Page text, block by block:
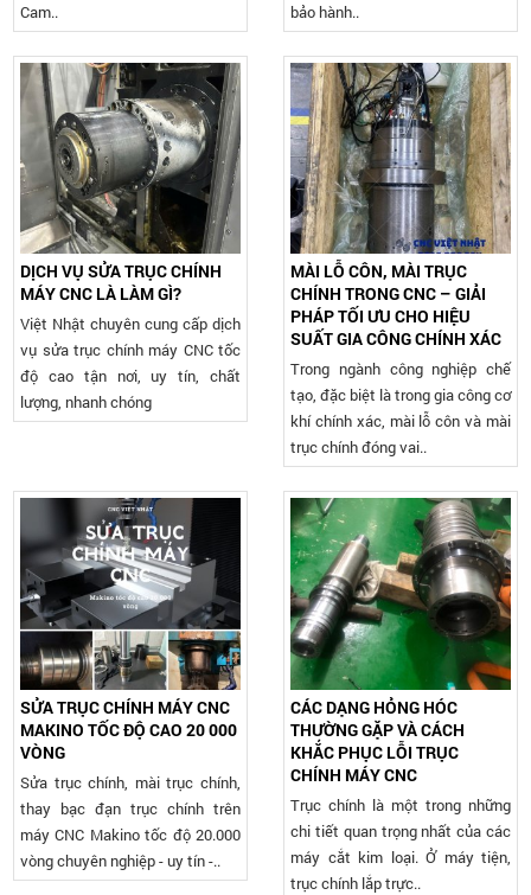
Cam..
bảo hành..
DỊCH VỤ SỬA TRỤC CHÍNH
MÁY CNC LÀ LÀM GÌ?
Việt Nhật chuyên cung cấp dịch
vụ sửa trục chính máy CNC tốc
độ cao tận nơi, uy tín, chất
lượng, nhanh chóng
MÀI LỖ CÔN, MÀI TRỤC
CHÍNH TRONG CNC – GIẢI
PHÁP TỐI ƯU CHO HIỆU
SUẤT GIA CÔNG CHÍNH XÁC
Trong ngành công nghiệp chế
tạo, đặc biệt là trong gia công cơ
khí chính xác, mài lỗ côn và mài
trục chính đóng vai..
SỬA TRỤC CHÍNH MÁY CNC
MAKINO TỐC ĐỘ CAO 20 000
VÒNG
Sửa trục chính, mài trục chính,
thay bạc đạn trục chính trên
máy CNC Makino tốc độ 20.000
vòng chuyên nghiệp - uy tín -..
CÁC DẠNG HỎNG HÓC
THƯỜNG GẶP VÀ CÁCH
KHẮC PHỤC LỖI TRỤC
CHÍNH MÁY CNC
Trục chính là một trong những
chi tiết quan trọng nhất của các
máy cắt kim loại. Ở máy tiện,
trục chính lắp trực..